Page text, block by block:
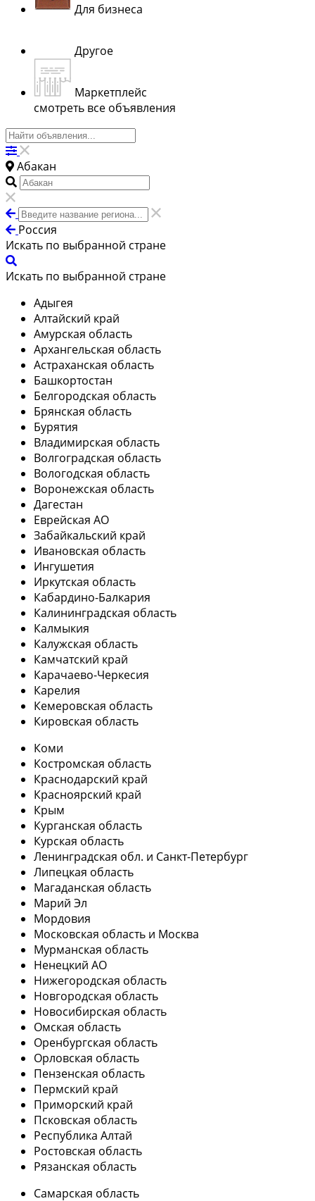
Для бизнеса
Другое
Маркетплейс
смотреть все объявления
Абакан
Россия
Искать по выбранной стране
Искать по выбранной стране
Адыгея
Алтайский край
Амурская область
Архангельская область
Астраханская область
Башкортостан
Белгородская область
Брянская область
Бурятия
Владимирская область
Волгоградская область
Вологодская область
Воронежская область
Дагестан
Еврейская АО
Забайкальский край
Ивановская область
Ингушетия
Иркутская область
Кабардино-Балкария
Калининградская область
Калмыкия
Калужская область
Камчатский край
Карачаево-Черкесия
Карелия
Кемеровская область
Кировская область
Коми
Костромская область
Краснодарский край
Красноярский край
Крым
Курганская область
Курская область
Ленинградская обл. и Санкт-Петербург
Липецкая область
Магаданская область
Марий Эл
Мордовия
Московская область и Москва
Мурманская область
Ненецкий АО
Нижегородская область
Новгородская область
Новосибирская область
Омская область
Оренбургская область
Орловская область
Пензенская область
Пермский край
Приморский край
Псковская область
Республика Алтай
Ростовская область
Рязанская область
Самарская область